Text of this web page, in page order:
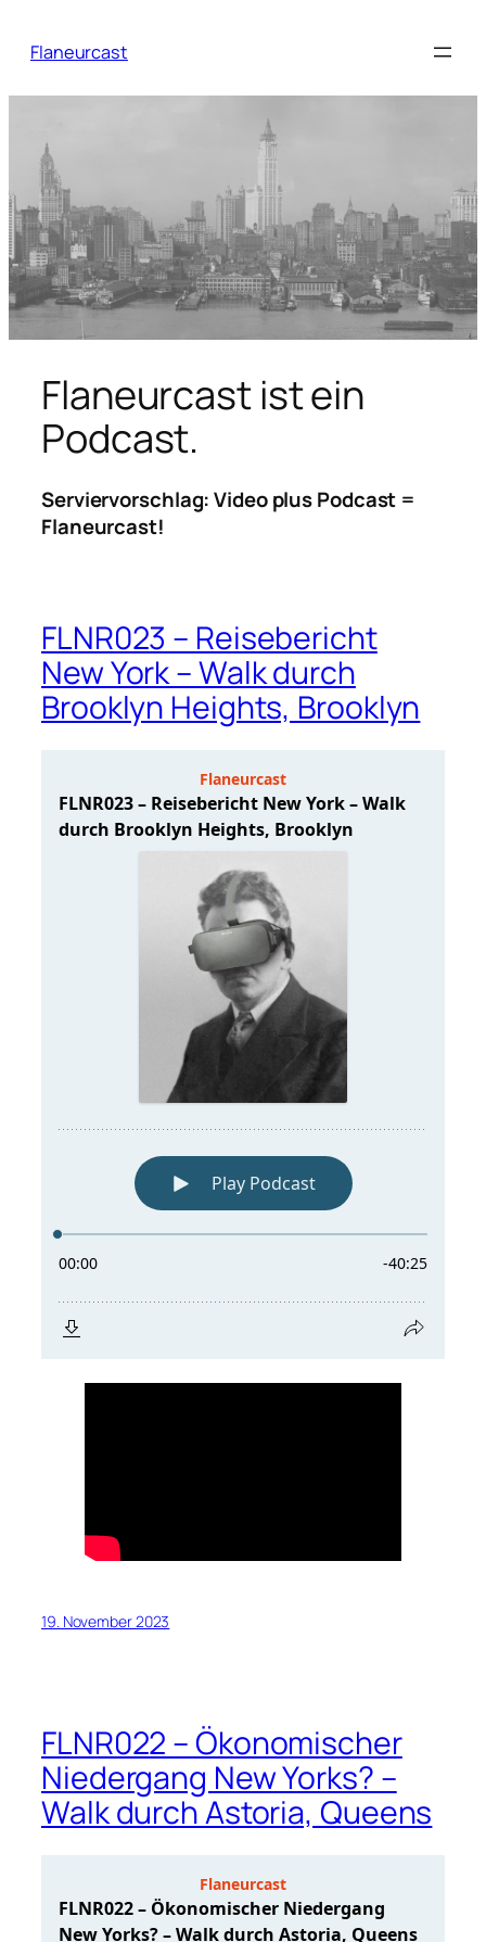
Inhalt
Flaneurcast
Flaneurcast ist ein
Podcast.
Serviervorschlag: Video plus Podcast =
Flaneurcast!
FLNR023 – Reisebericht
New York – Walk durch
Brooklyn Heights, Brooklyn
19. November 2023
FLNR022 – Ökonomischer
Niedergang New Yorks? –
Walk durch Astoria, Queens